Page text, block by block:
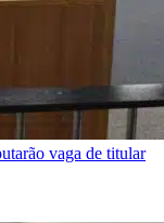
vaga de titular